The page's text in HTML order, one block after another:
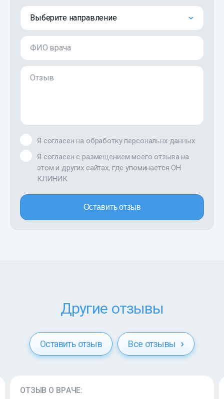
Выберите направление
ФИО врача
Отзыв
Я согласен на обработку персональнх данных
Я согласен с размещением моего отзыва на
этом и других сайтах, где упоминается ОН
КЛИНИК
Оставить отзыв
Другие отзывы
Оставить отзыв Все отзывы
ОТЗЫВ О ВРАЧЕ: